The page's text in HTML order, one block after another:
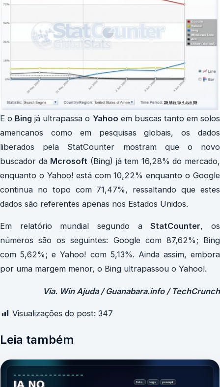
E o Bing já ultrapassa o Yahoo em buscas tanto em solos
americanos como em pesquisas globais, os dados
liberados pela StatCounter mostram que o novo
buscador da Mcrosoft (Bing) já tem 16,28% do mercado,
enquanto o Yahoo! está com 10,22% enquanto o Google
continua no topo com 71,47%, ressaltando que estes
dados são referentes apenas nos Estados Unidos.
Em relatório mundial segundo aStatCounter, os
números são os seguintes: Google com 87,62%; Bing
com 5,62%; e Yahoo! com 5,13%. Ainda assim, embora
por uma margem menor, o Bing ultrapassou o Yahoo!.
Via. Win Ajuda / Guanabara.info / TechCrunch
Visualizações do post: 347
Leia também